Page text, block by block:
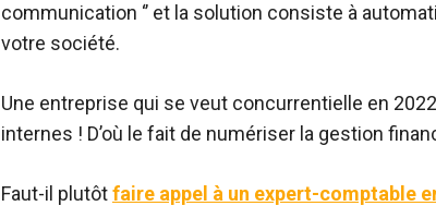
communication ‘’ et la solution consiste à
votre société.
Une entreprise qui se veut concurrentielle en
internes ! D’où le fait de numériser la gestion
Faut-il plutôtfaire appel à un expert-comptable